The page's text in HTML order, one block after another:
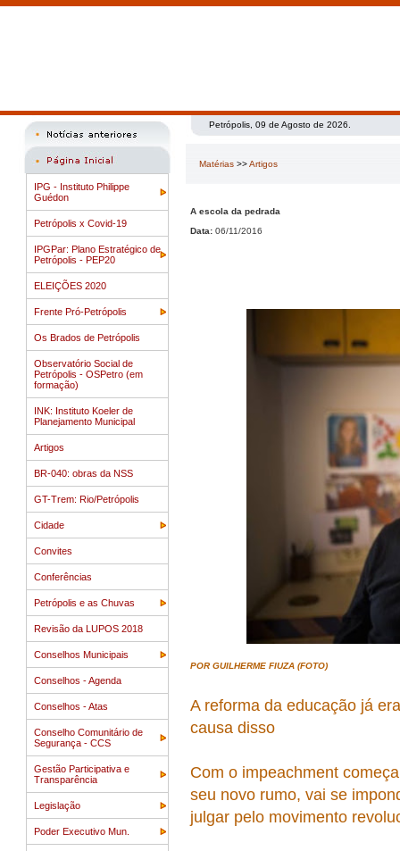
IPG - Instituto Philippe
Guédon
Petrópolis x Covid-19
IPGPar: Plano Estratégico de
Petrópolis - PEP20
ELEIÇÕES 2020
Frente Pró-Petrópolis
Os Brados de Petrópolis
Observatório Social de
Petrópolis - OSPetro (em
formação)
INK: Instituto Koeler de
Planejamento Municipal
Artigos
BR-040: obras da NSS
GT-Trem: Rio/Petrópolis
Cidade
Convites
Conferências
Petrópolis e as Chuvas
Revisão da LUPOS 2018
Conselhos Municipais
Conselhos - Agenda
Conselhos - Atas
Conselho Comunitário de
Segurança - CCS
Gestão Participativa e
Transparência
Legislação
Poder Executivo Mun.
Petrópolis, 09 de Agosto de 2026.
Matérias >>Artigos
A escola da pedrada
Data: 06/11/2016
POR GUILHERME FIUZA (FOTO)
A reforma da educação já
causa disso
Com o impeachment
seu novo rumo, vai se
julgar pelo movimento